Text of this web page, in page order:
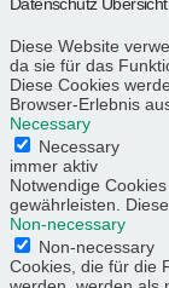
Datenschutz Übersicht
Diese Website
da sie für das
Diese Cookies
Browser-Erlebnis
Necessary
Necessary
immer aktiv
Notwendige
gewährleisten.
Non-necessary
Non-necessary
Cookies, die für die